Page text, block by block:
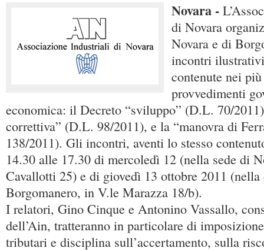
Novara -
di Novara
Novara e di
incontri
contenute nei
provvedimenti
economica: il Decreto “sviluppo” (D.L. 70/
correttiva” (D.L. 98/2011), e la “manovra di
138/2011). Gli incontri, aventi lo stesso
14.30 alle 17.30 di mercoledì 12 (nella sede di
Cavallotti 25) e di giovedì 13 ottobre 2011 (nella
Borgomanero, in V.le Marazza 18/b).
I relatori, Gino Cinque e Antonino Vassallo,
dell’Ain, tratteranno in particolare di
tributari e disciplina sull’accertamento, sulla